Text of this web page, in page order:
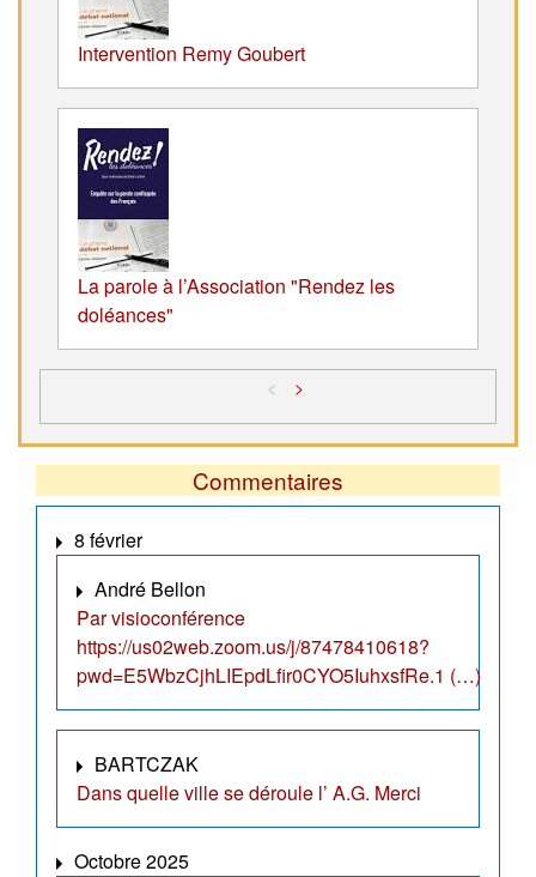
Intervention Remy Goubert
La parole à l’Association "Rendez les
doléances"
< >
Commentaires
8 février
André Bellon
Par visioconférence
https://us02web.zoom.us/j/87478410618?
pwd=E5WbzCjhLIEpdLfir0CYO5IuhxsfRe.1 (…)
BARTCZAK
Dans quelle ville se déroule l’ A.G. Merci
Octobre 2025